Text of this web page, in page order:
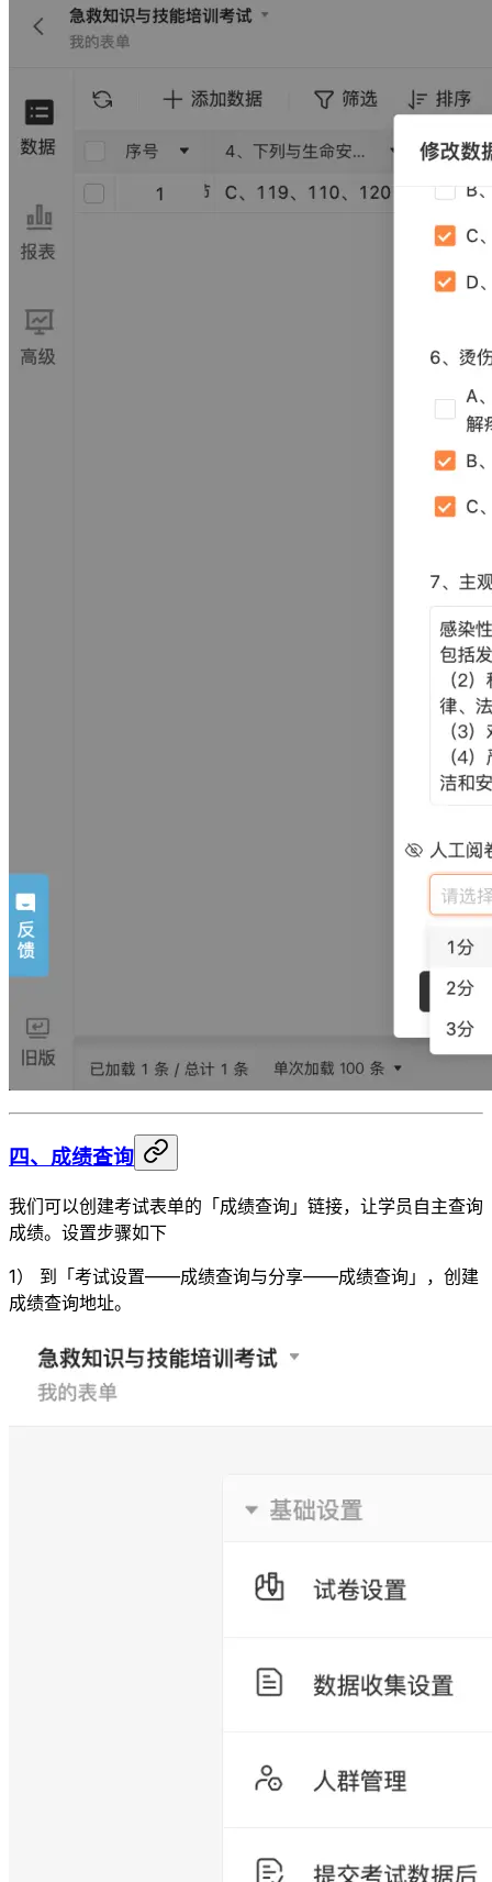
四、成绩查询
我们可以创建考试表单的「成绩查询」链接，让学员自主查询
成绩。设置步骤如下
1） 到「考试设置——成绩查询与分享——成绩查询」，创建
成绩查询地址。